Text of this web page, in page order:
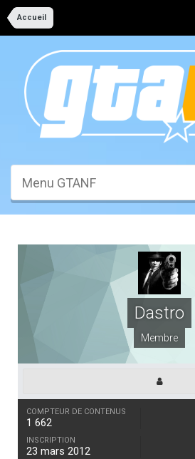
Accueil
Menu GTANF
Dastro
Membre
COMPTEUR DE CONTENUS
1 662
INSCRIPTION
23 mars 2012